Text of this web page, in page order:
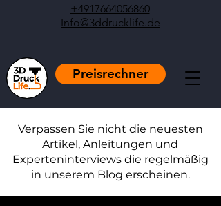
+4917664056860
Info@3ddrucklife.de
Preisrechner
Verpassen Sie nicht die neuesten
Artikel, Anleitungen und
Experteninterviews die regelmäßig
in unserem Blog erscheinen.